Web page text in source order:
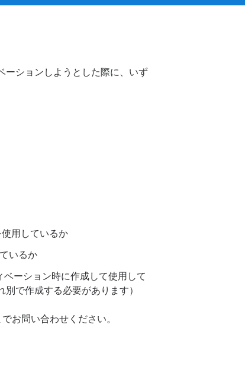
ーションしようとした際に、いず
用しているか
いるか
ーション時に作成して使用して
で作成する必要があります）
お問い合わせください。